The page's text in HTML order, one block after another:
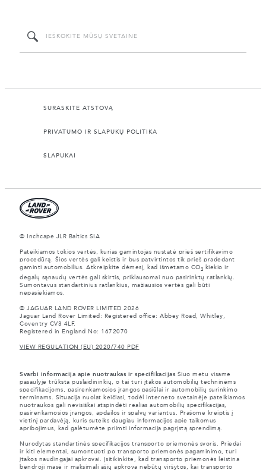
SURASKITE ATSTOVĄ
PRIVATUMO IR SLAPUKŲ POLITIKA
SLAPUKAI
© Inchcape JLR Baltics SIA
Pateikiamos tokios vertės, kurias gamintojas nustatė prieš sertifikavimo
procedūrą. Šios vertės gali keistis ir bus patvirtintos tik prieš pradedant
gaminti automobilius. Atkreipkite dėmesį, kad išmetamo CO2
kiekio ir
degalų sąnaudų vertės gali skirtis, priklausomai nuo pasirinktų ratlankių.
Sumontavus standartinius ratlankius, mažiausios vertės gali būti
nepasiekiamos.
© JAGUAR LAND ROVER LIMITED 2026
Jaguar Land Rover Limited: Registered office: Abbey Road, Whitley,
Coventry CV3 4LF.
Registered in England No: 1672070
VIEW REGULATION (EU) 2020/740 PDF
Svarbi informacija apie nuotraukas ir specifikacijasŠiuo metu visame
pasaulyje trūksta puslaidininkių, o tai turi įtakos automobilių techninėms
specifikacijoms, pasirenkamosios įrangos pasiūlai ir automobilių surinkimo
terminams. Situacija nuolat keičiasi, todėl interneto svetainėje pateikiamos
nuotraukos gali nevisiškai atspindėti realias automobilių specifikacijas,
pasirenkamosios įrangos, apdailos ir spalvų variantus. Prašome kreiptis į
vietinį pardavėją, kuris suteiks daugiau informacijos apie taikomus
apribojimus, kad galėtumėte priimti informacija pagrįstą sprendimą.
Nurodytas standartinės specifikacijos transporto priemonės svoris. Priedai
ir kiti elementai, sumontuoti po transporto priemonės pagaminimo, turi
įtakos naudingajai apkrovai. Įsitikinkite, kad transporto priemonės leistina
bendroji masė ir maksimali ašių apkrova nebūtų viršytos, kai transporto